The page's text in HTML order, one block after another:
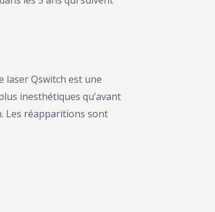
laser Qswitch est une
inesthétiques qu’avant
Les réapparitions sont